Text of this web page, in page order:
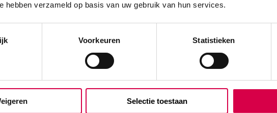
hebben verzameld op basis van uw gebruik van hun services.
Voorkeuren Statistieken
Selectie toestaan